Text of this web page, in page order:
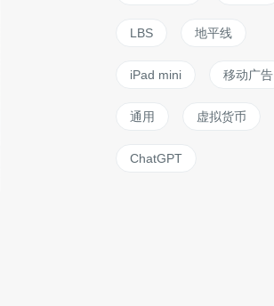
LBS 地平线
iPad mini 移动广告
通用 虚拟货币
ChatGPT